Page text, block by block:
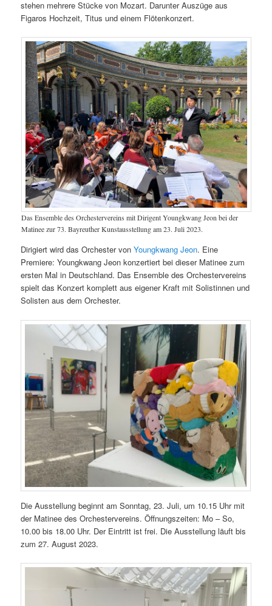
stehen mehrere Stücke von Mozart. Darunter Auszüge aus
Figaros Hochzeit, Titus und einem Flötenkonzert.
Das Ensemble des Orchestervereins mit Dirigent Youngkwang Jeon bei der
Matinee zur 73. Bayreuther Kunstausstellung am 23. Juli 2023.
Dirigiert wird das Orchester vonYoungkwang Jeon. Eine
Premiere: Youngkwang Jeon konzertiert bei dieser Matinee zum
ersten Mal in Deutschland. Das Ensemble des Orchestervereins
spielt das Konzert komplett aus eigener Kraft mit Solistinnen und
Solisten aus dem Orchester.
Die Ausstellung beginnt am Sonntag, 23. Juli, um 10.15 Uhr mit
der Matinee des Orchestervereins. Öffnungszeiten: Mo – So,
10.00 bis 18.00 Uhr. Der Eintritt ist frei. Die Ausstellung läuft bis
zum 27. August 2023.